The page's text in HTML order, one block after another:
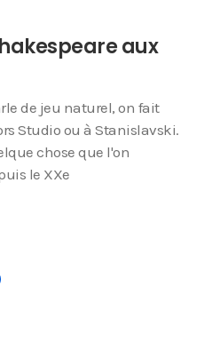
aux
de jeu naturel, on fait
Studio ou à Stanislavski.
chose que l'on
le XXe